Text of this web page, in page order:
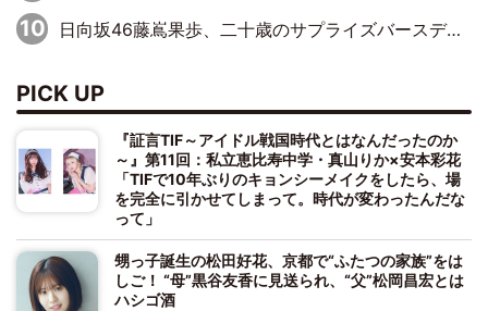
日向坂46藤嶌果歩、二十歳のサプライズバースデーに大喜び「頼られる先輩になれるように努力していきたい」
PICK UP
『証言TIF～アイドル戦国時代とはなんだったのか
～』第11回：私立恵比寿中学・真山りか×安本彩花
「TIFで10年ぶりのキョンシーメイクをしたら、場
を完全に引かせてしまって。時代が変わったんだな
って」
甥っ子誕生の松田好花、京都で“ふたつの家族”をは
しご！ “母”黒谷友香に見送られ、“父”松岡昌宏とは
ハシゴ酒